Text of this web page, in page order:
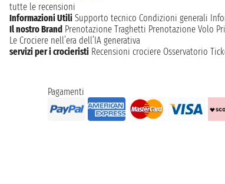
tutte le recensioni
Informazioni Utili Supporto tecnico Condizioni generali
Il nostro Brand Prenotazione Traghetti Prenotazione Volo
Le Crociere nell’era dell’IA generativa
servizi per i crocieristi Recensioni crociere Osservatorio
Pagamenti